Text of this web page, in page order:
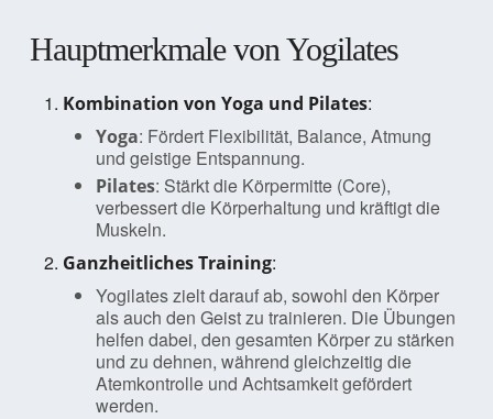
Hauptmerkmale von Yogilates
Kombination von Yoga und Pilates:
Yoga: Fördert Flexibilität, Balance, Atmung
und geistige Entspannung.
Pilates: Stärkt die Körpermitte (Core),
verbessert die Körperhaltung und kräftigt die
Muskeln.
Ganzheitliches Training:
Yogilates zielt darauf ab, sowohl den Körper
als auch den Geist zu trainieren. Die Übungen
helfen dabei, den gesamten Körper zu stärken
und zu dehnen, während gleichzeitig die
Atemkontrolle und Achtsamkeit gefördert
werden.